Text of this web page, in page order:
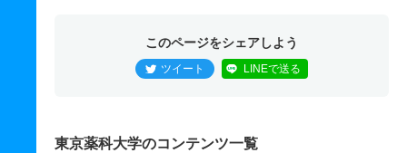
このページをシェアしよう
ツイート LINEで送る
東京薬科大学のコンテンツ一覧